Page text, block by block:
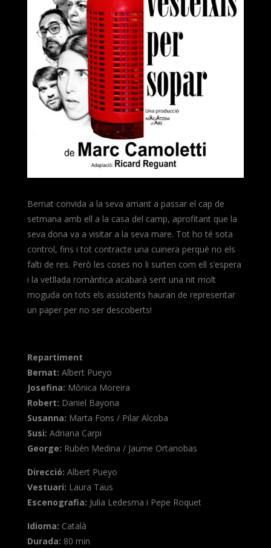
Bernat convida a la seva amant a passar el cap de
setmana amb ell a la casa del camp, aprofitant que la
seva dona va a visitar a la seva mare. Tot ho té sota
control, fins i tot contracte una cuinera perquè no els
falti de res. Però les coses no li surten com ell s’espera
i la vetllada romàntica acabarà sent una nit molt
moguda on tots els assistents hauran de representar
un paper per no ser descoberts!
Repartiment
Bernat: Albert Pueyo
Josefina: Mònica Moreira
Robert: Daniel Bayona
Susanna: Marta Fons / Pilar Alcoba
Susi: Adriana Carpi
George: Rubén Medina / Jaume Ortanobas
Direcció: Albert Pueyo
Vestuari: Laura Taus
Escenografia: Julia Ledesma i Pepe Roquet
Idioma: Català
Durada: 80 min